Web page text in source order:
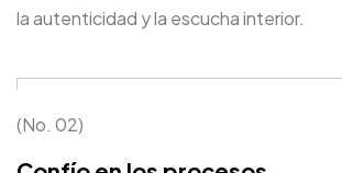
la autenticidad y la escucha interior.
(No. 02)